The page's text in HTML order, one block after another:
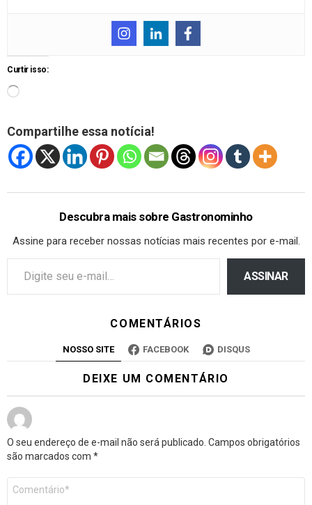
Curtir isso:
Compartilhe essa notícia!
Descubra mais sobre Gastronominho
Assine para receber nossas notícias mais recentes por e-mail.
ASSINAR
COMENTÁRIOS
NOSSO SITE FACEBOOK DISQUS
DEIXE UM COMENTÁRIO
O seu endereço de e-mail não será publicado. Campos obrigatórios
são marcados com *